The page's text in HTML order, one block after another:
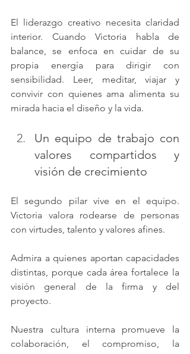
El liderazgo creativo necesita claridad
interior. Cuando Victoria habla de
balance, se enfoca en cuidar de su
propia energía para dirigir con
sensibilidad. Leer, meditar, viajar y
convivir con quienes ama alimenta su
mirada hacia el diseño y la vida.
Un equipo de trabajo con
valores compartidos y
visión de crecimiento
El segundo pilar vive en el equipo.
Victoria valora rodearse de personas
con virtudes, talento y valores afines.
Admira a quienes aportan capacidades
distintas, porque cada área fortalece la
visión general de la firma y del
proyecto.
Nuestra cultura interna promueve la
colaboración, el compromiso, la